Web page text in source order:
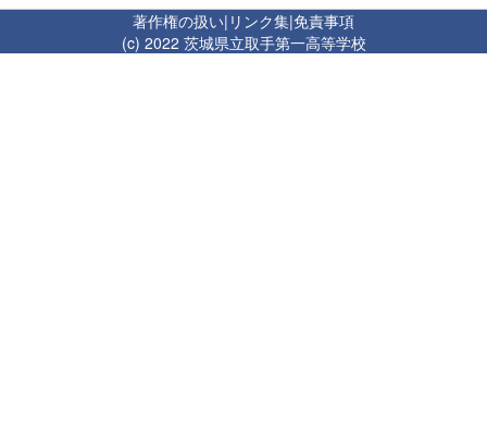
著作権の扱い| リンク集|免責事項
(c) 2022 茨城県立取手第一高等学校